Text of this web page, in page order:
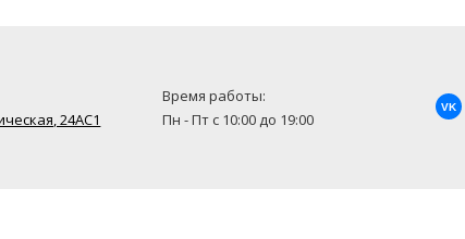
24AC1
Время работы:
Пн - Пт с 10:00 до 19:00
VK